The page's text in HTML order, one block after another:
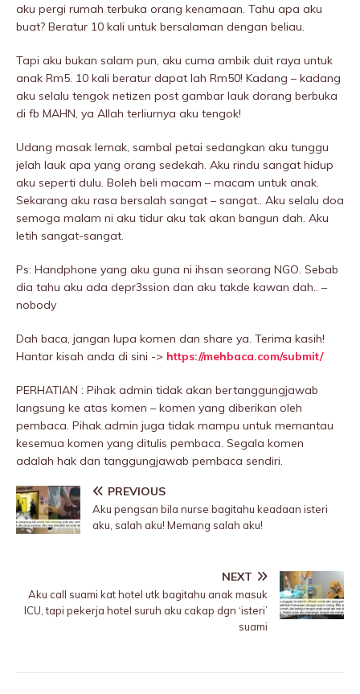
aku pergi rumah terbuka orang kenamaan. Tahu apa aku
buat? Beratur 10 kali untuk bersalaman dengan beliau.
Tapi aku bukan salam pun, aku cuma ambik duit raya untuk
anak Rm5. 10 kali beratur dapat lah Rm50! Kadang – kadang
aku selalu tengok netizen post gambar lauk dorang berbuka
di fb MAHN, ya Allah terliurnya aku tengok!
Udang masak lemak, sambal petai sedangkan aku tunggu
jelah lauk apa yang orang sedekah. Aku rindu sangat hidup
aku seperti dulu. Boleh beli macam – macam untuk anak.
Sekarang aku rasa bersalah sangat – sangat.. Aku selalu doa
semoga malam ni aku tidur aku tak akan bangun dah. Aku
letih sangat-sangat.
Ps: Handphone yang aku guna ni ihsan seorang NGO. Sebab
dia tahu aku ada depr3ssion dan aku takde kawan dah.. –
nobody
Dah baca, jangan lupa komen dan share ya. Terima kasih!
Hantar kisah anda di sini -> https://mehbaca.com/submit/
PERHATIAN : Pihak admin tidak akan bertanggungjawab
langsung ke atas komen – komen yang diberikan oleh
pembaca. Pihak admin juga tidak mampu untuk memantau
kesemua komen yang ditulis pembaca. Segala komen
adalah hak dan tanggungjawab pembaca sendiri.
PREVIOUS
Aku pengsan bila nurse bagitahu keadaan isteri
aku, salah aku! Memang salah aku!
NEXT
Aku call suami kat hotel utk bagitahu anak masuk
lCU, tapi pekerja hotel suruh aku cakap dgn ‘isteri’
suami